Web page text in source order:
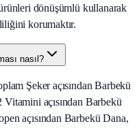
dönüşümlü kullanarak
korumaktır.
nasıl?
Şeker açısından Barbekü
açısından Barbekü
açısından Barbekü Dana,